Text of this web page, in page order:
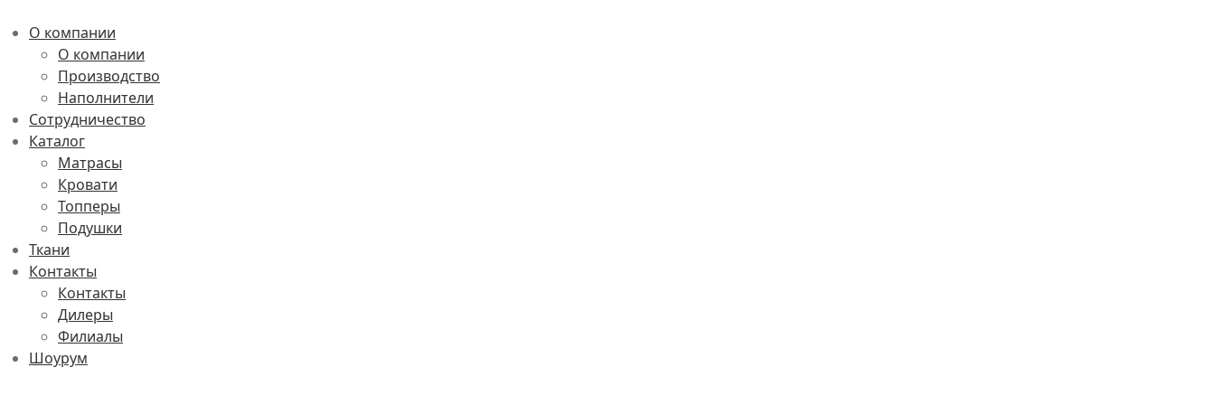
О компании
О компании
Производство
Наполнители
Сотрудничество
Каталог
Матрасы
Кровати
Топперы
Подушки
Ткани
Контакты
Контакты
Дилеры
Филиалы
Шоурум